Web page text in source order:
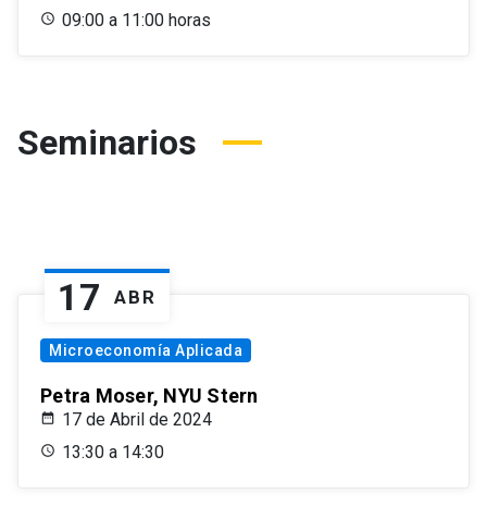
09:00 a 11:00 horas
Seminarios
17 ABR
Microeconomía Aplicada
Petra Moser, NYU Stern
17 de Abril de 2024
13:30 a 14:30